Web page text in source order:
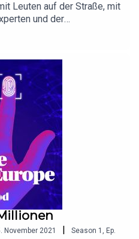
Leuten auf der Straße, mit
und der
Jahren gibt es einen neuen
viele Menschen haben
November 2021 | Season 1 , Ep.